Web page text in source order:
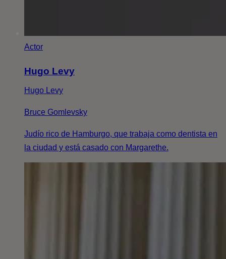
Actor
Hugo Levy
Hugo Levy
Bruce Gomlevsky
Judío rico de Hamburgo, que trabaja como dentista en
la ciudad y está casado con Margarethe.